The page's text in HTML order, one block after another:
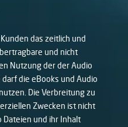
das zeitlich und
und nicht
Nutzung der der Audio
die eBooks und Audio
Die Verbreitung zu
Zwecken ist nicht
Dateien und ihr Inhalt